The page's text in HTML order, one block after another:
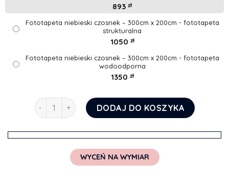
893 zł
Fototapeta niebieski czosnek – 300cm x 200cm - fototapeta
strukturalna
1050 zł
Fototapeta niebieski czosnek – 300cm x 200cm - fototapeta
wodoodporna
1350 zł
ilość Fototapeta niebieski czosnek
DODAJ DO KOSZYKA
WYCEŃ NA WYMIAR